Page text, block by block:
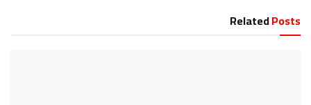
RelatedPosts